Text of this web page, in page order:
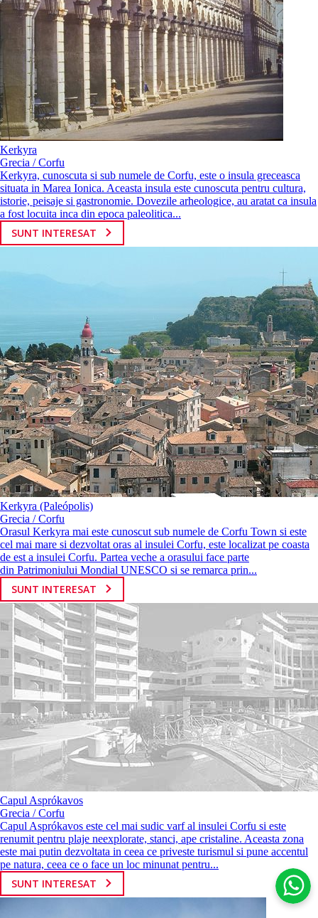
Kerkyra
Grecia / Corfu
Kerkyra, cunoscuta si sub numele de Corfu, este o insula greceasca
situata in Marea Ionica. Aceasta insula este cunoscuta pentru cultura,
istorie, peisaje si gastronomie. Dovezile arheologice, au aratat ca insula
a fost locuita inca din epoca paleolitica...
SUNT INTERESAT
Kerkyra (Paleópolis)
Grecia / Corfu
Orasul Kerkyra mai este cunoscut sub numele de Corfu Town si este
cel mai mare si dezvoltat oras al insulei Corfu, este localizat pe coasta
de est a insulei Corfu. Partea veche a orasului face parte
din Patrimoniului Mondial UNESCO si se remarca prin...
SUNT INTERESAT
Capul Asprókavos
Grecia / Corfu
Capul Asprókavos este cel mai sudic varf al insulei Corfu si este
renumit pentru plaje neexplorate, stanci, ape cristaline. Aceasta zona
este mai putin dezvoltata in ceea ce priveste turismul si pune accentul
pe natura, ceea ce o face un loc minunat pentru...
SUNT INTERESAT